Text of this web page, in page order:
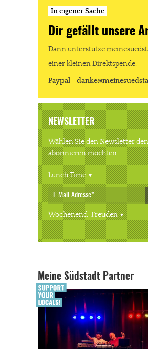
In eigener Sache
Dir gefällt unsere
Dann unterstütze
einer kleinen Direktspende.
Paypal -
NEWSLETTER
Wählen Sie den Newsletter
abonnieren möchten.
Lunch Time
Wochenend-Freuden
Meine Südstadt Partner